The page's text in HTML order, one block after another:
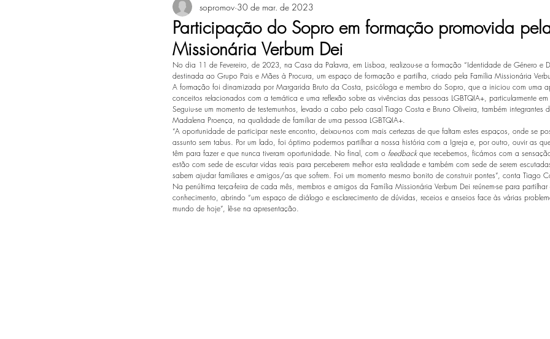
Participação do Sopro em formação promovida
Missionária Verbum Dei
sopromov 30 de mar. de 2023
No dia 11 de Fevereiro, de 2023, na Casa da Palavra, em Lisboa, realizou-se a formação “Identidade de Género e
destinada ao Grupo Pais e Mães à Procura, um espaço de formação e partilha, criado pela Família Missionária
A formação foi dinamizada por Margarida Bruto da Costa, psicóloga e membro do Sopro, que a iniciou com uma
conceitos relacionados com a temática e uma reflexão sobre as vivências das pessoas LGBTQIA+, particularmente
Seguiu-se um momento de testemunhos, levado a cabo pelo casal Tiago Costa e Bruno Oliveira, também integrantes
Madalena Proença, na qualidade de familiar de uma pessoa LGBTQIA+.
“A oportunidade de participar neste encontro, deixou-nos com mais certezas de que faltam estes espaços, onde se
assunto sem tabus. Por um lado, foi óptimo podermos partilhar a nossa história com a Igreja e, por outro, ouvir as
têm para fazer e que nunca tiveram oportunidade. No final, com o feedback que recebemos, ficámos com a
estão com sede de escutar vidas reais para perceberem melhor esta realidade e também com sede de serem
sabem ajudar familiares e amigos/as que sofrem. Foi um momento mesmo bonito de construir pontes”, conta Tiago
Na penúltima terça-feira de cada mês, membros e amigos da Família Missionária Verbum Dei reúnem-se para
conhecimento, abrindo “um espaço de diálogo e esclarecimento de dúvidas, receios e anseios face às várias
mundo de hoje”, lê-se na apresentação.